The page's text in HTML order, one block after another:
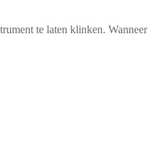
te laten klinken. Wanneer